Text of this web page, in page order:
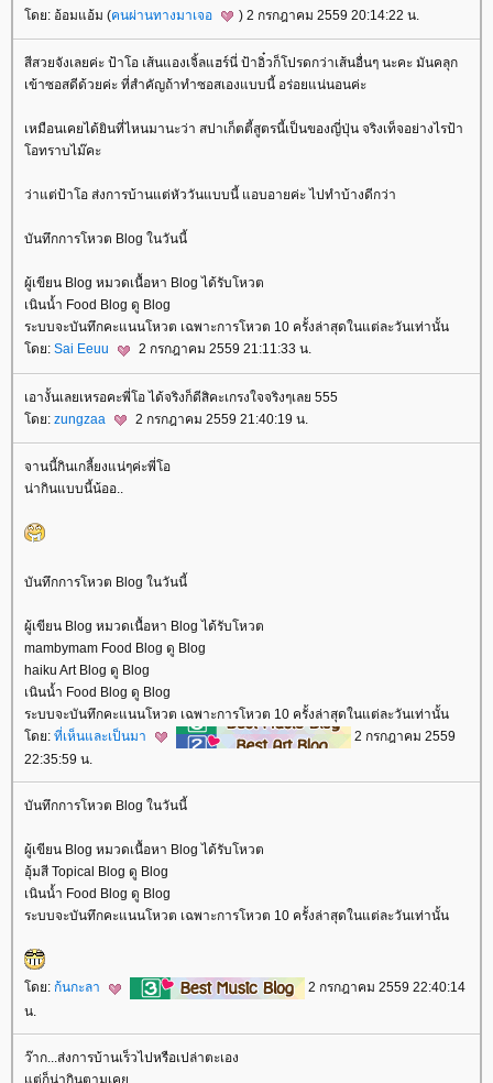
ดย: อ้อมแอ้ม (คนผ่านทางมาเจอ ) 2 กรกฎาคม 2559 20:14:22 น.
สีสวยจังเลยค่ะ ป้าโอ เส้นแองเจิ้ลแฮร์นี่ ป้าอิ๋วก็โปรดกว่าเส้นอื่นๆ นะคะ มันคลุก
เข้าซอสดีด้วยค่ะ ที่สำคัญถ้าทำซอสเองแบบนี้ อร่อยแน่นอนค่ะ
เหมือนเคยได้ยินที่ไหนมานะว่า สปาเก็ตตี้สูตรนี้เป็นของญี่ปุ่น จริงเท็จอย่างไรป้า
อทราบไม๊คะ
ว่าแต่ป้าโอ ส่งการบ้านแต่หัววันแบบนี้ แอบอายค่ะ ไปทำบ้างดีกว่า
บันทึกการโหวต Blog ในวันนี้
ผู้เขียน Blog หมวดเนื้อหา Blog ได้รับโหวต
เนินน้ำ Food Blog ดู Blog
ระบบจะบันทึกคะแนนโหวต เฉพาะการโหวต 10 ครั้งล่าสุดในแต่ละวันเท่านั้น
ดย: Sai Eeuu 2 กรกฎาคม 2559 21:11:33 น.
เอางั้นเลยเหรอคะพี่โอ ได้จริงก็ดีสิคะเกรงใจจริงๆเลย 555
ดย: zungzaa 2 กรกฎาคม 2559 21:40:19 น.
จานนี้กินเกลี้ยงแน่ๆค่ะพี่โอ
น่ากินแบบนี้น้ออ..
บันทึกการโหวต Blog ในวันนี้
ผู้เขียน Blog หมวดเนื้อหา Blog ได้รับโหวต
mambymam Food Blog ดู Blog
haiku Art Blog ดู Blog
เนินน้ำ Food Blog ดู Blog
ระบบจะบันทึกคะแนนโหวต เฉพาะการโหวต 10 ครั้งล่าสุดในแต่ละวันเท่านั้น
ดย: ที่เห็นและเป็นมา
2 กรกฎาคม 2559
22:35:59 น.
บันทึกการโหวต Blog ในวันนี้
ผู้เขียน Blog หมวดเนื้อหา Blog ได้รับโหวต
อุ้มสี Topical Blog ดู Blog
เนินน้ำ Food Blog ดู Blog
ระบบจะบันทึกคะแนนโหวต เฉพาะการโหวต 10 ครั้งล่าสุดในแต่ละวันเท่านั้น
ดย: ก้นกะลา
2 กรกฎาคม 2559 22:40:14
น.
ว๊าก...ส่งการบ้านเร็วไปหรือเปล่าตะเอง
ต่ก็น่ากินตามเค